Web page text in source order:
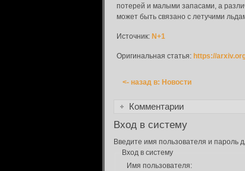
потерей и малыми запасами, а
может быть связано с летучими
Источник: N+1
Оригинальная статья: https://
<- назад в: Новости
Комментарии
Вход в систему
Введите имя пользователя и пароль
Вход в систему
Имя пользователя: